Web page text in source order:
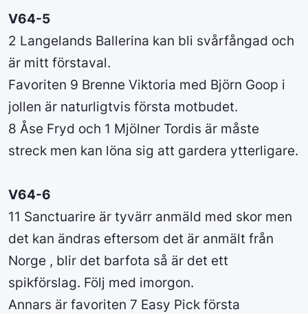
V64-5
2 Langelands Ballerina kan bli svårfångad och
är mitt förstaval.
Favoriten 9 Brenne Viktoria med Björn Goop i
jollen är naturligtvis första motbudet.
8 Åse Fryd och 1 Mjölner Tordis är måste
streck men kan löna sig att gardera ytterligare.
V64-6
11 Sanctuarire är tyvärr anmäld med skor men
det kan ändras eftersom det är anmält från
Norge , blir det barfota så är det ett
spikförslag. Följ med imorgon.
Annars är favoriten 7 Easy Pick första